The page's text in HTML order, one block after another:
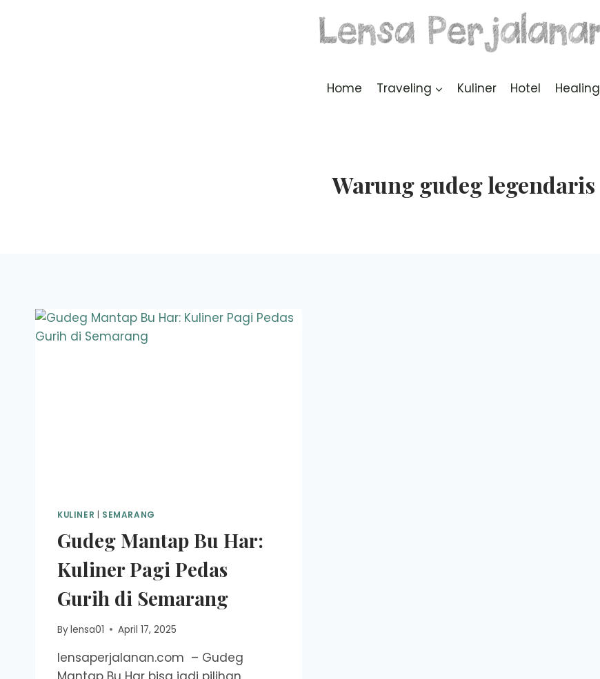
Home Traveling Kuliner Hotel Healing
Warung gudeg legendaris
KULINER SEMARANG
Gudeg Mantap Bu Har:
Kuliner Pagi Pedas
Gurih di Semarang
Bylensa01 April 17, 2025
lensaperjalanan.com – Gudeg